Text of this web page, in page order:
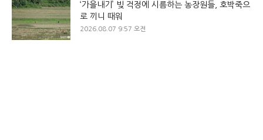
‘가을내기’ 빚 걱정에 시름하는 농장원들, 호박죽으
로 끼니 때워
2026.08.07 9:57 오전